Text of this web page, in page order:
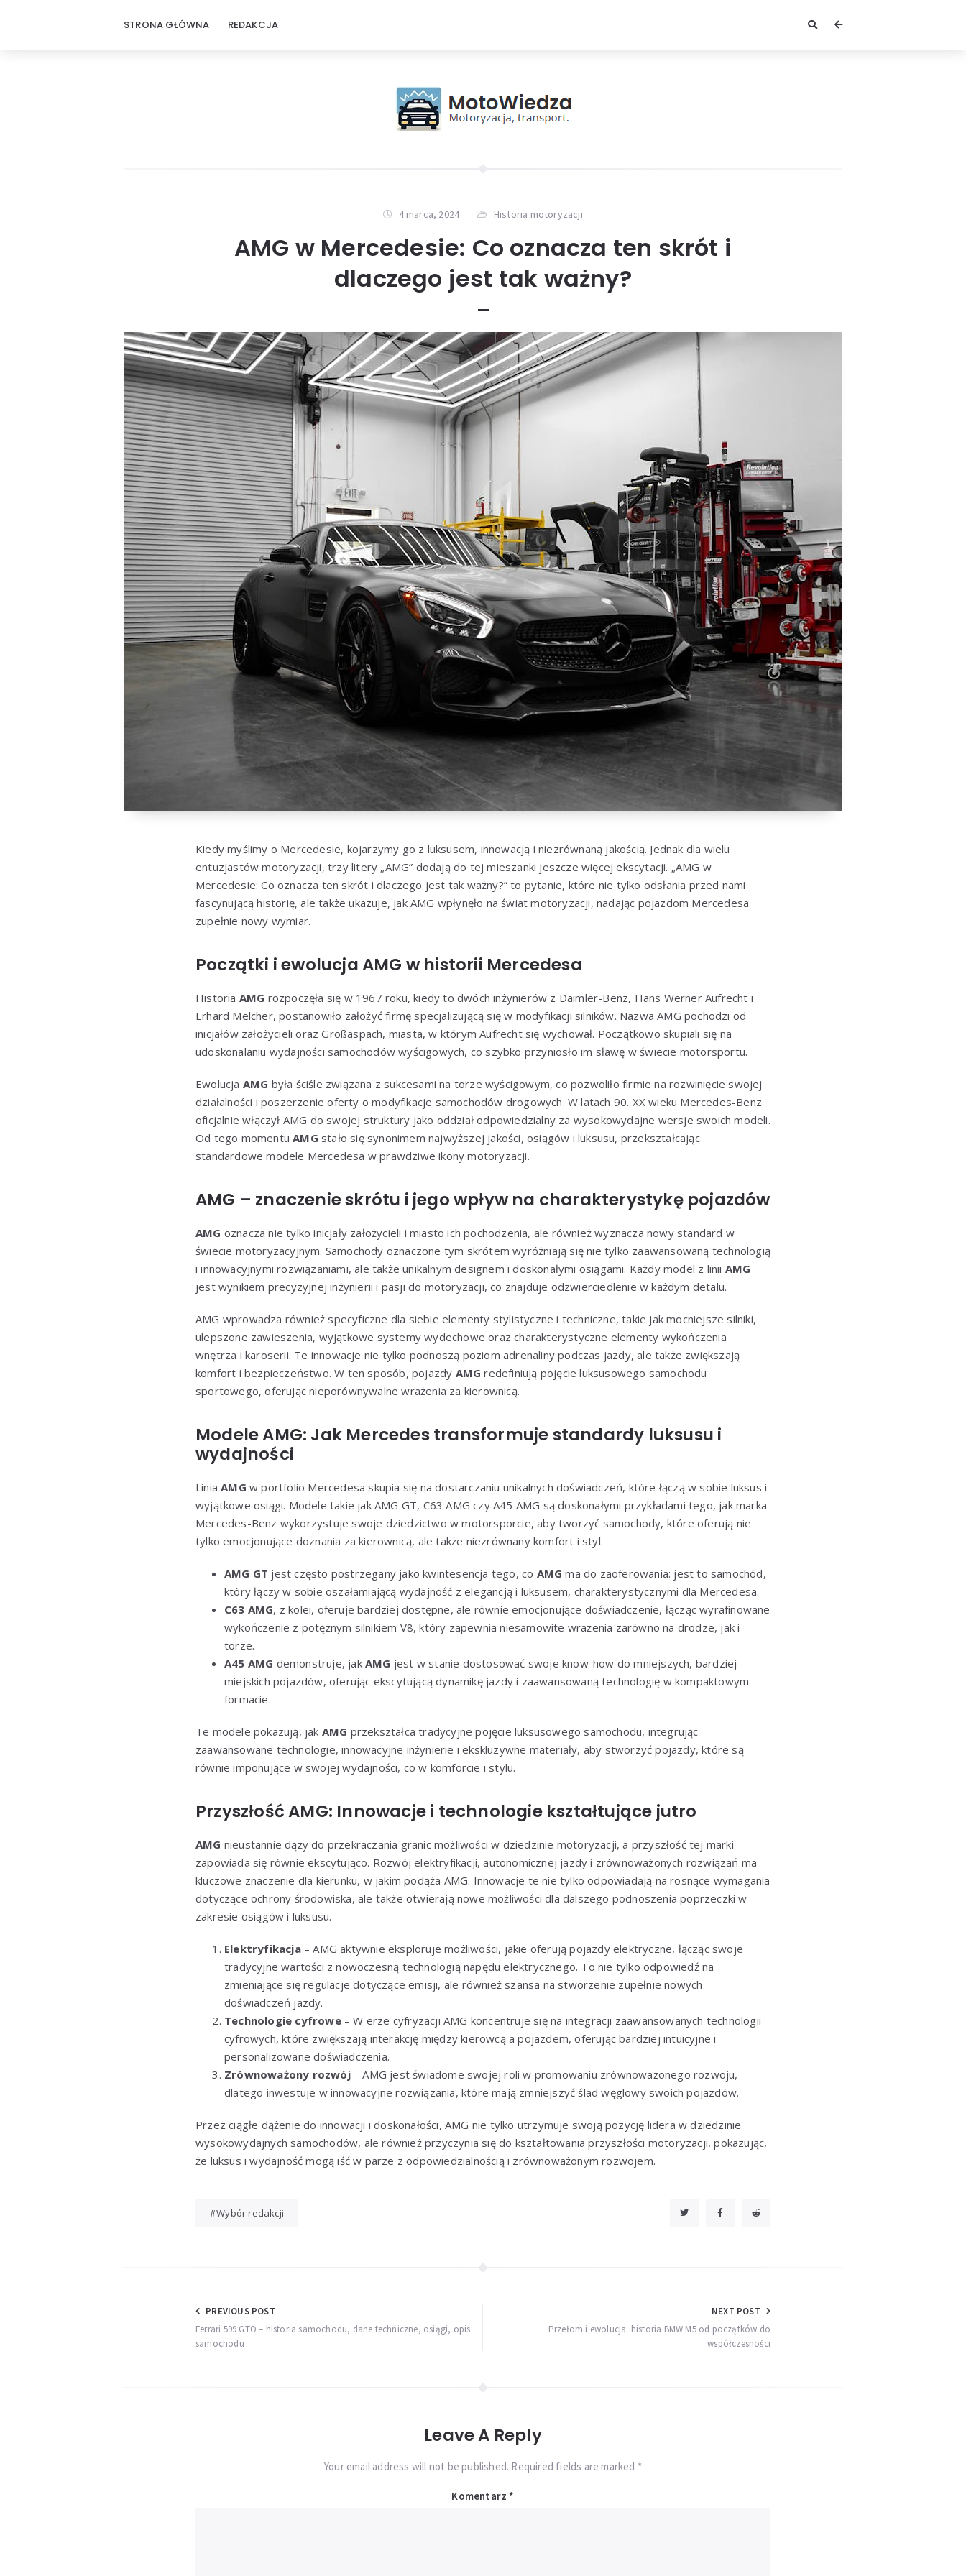
STRONA GŁÓWNA REDAKCJA
4 marca, 2024 Historia motoryzacji
AMG w Mercedesie: Co oznacza ten skrót i
dlaczego jest tak ważny?
Kiedy myślimy o Mercedesie, kojarzymy go z luksusem, innowacją i niezrównaną jakością. Jednak dla wielu
entuzjastów motoryzacji, trzy litery „AMG” dodają do tej mieszanki jeszcze więcej ekscytacji. „AMG w
Mercedesie: Co oznacza ten skrót i dlaczego jest tak ważny?” to pytanie, które nie tylko odsłania przed nami
fascynującą historię, ale także ukazuje, jak AMG wpłynęło na świat motoryzacji, nadając pojazdom Mercedesa
zupełnie nowy wymiar.
Początki i ewolucja AMG w historii Mercedesa
Historia AMG rozpoczęła się w 1967 roku, kiedy to dwóch inżynierów z Daimler-Benz, Hans Werner Aufrecht i
Erhard Melcher, postanowiło założyć firmę specjalizującą się w modyfikacji silników. Nazwa AMG pochodzi od
inicjałów założycieli oraz Großaspach, miasta, w którym Aufrecht się wychował. Początkowo skupiali się na
udoskonalaniu wydajności samochodów wyścigowych, co szybko przyniosło im sławę w świecie motorsportu.
Ewolucja AMG była ściśle związana z sukcesami na torze wyścigowym, co pozwoliło firmie na rozwinięcie swojej
działalności i poszerzenie oferty o modyfikacje samochodów drogowych. W latach 90. XX wieku Mercedes-Benz
oficjalnie włączył AMG do swojej struktury jako oddział odpowiedzialny za wysokowydajne wersje swoich modeli.
Od tego momentuAMG stało się synonimem najwyższej jakości, osiągów i luksusu, przekształcając
standardowe modele Mercedesa w prawdziwe ikony motoryzacji.
AMG – znaczenie skrótu i jego wpływ na charakterystykę pojazdów
AMG oznacza nie tylko inicjały założycieli i miasto ich pochodzenia, ale również wyznacza nowy standard w
świecie motoryzacyjnym. Samochody oznaczone tym skrótem wyróżniają się nie tylko zaawansowaną technologią
i innowacyjnymi rozwiązaniami, ale także unikalnym designem i doskonałymi osiągami. Każdy model z linii AMG
jest wynikiem precyzyjnej inżynierii i pasji do motoryzacji, co znajduje odzwierciedlenie w każdym detalu.
AMG wprowadza również specyficzne dla siebie elementy stylistyczne i techniczne, takie jak mocniejsze silniki,
ulepszone zawieszenia, wyjątkowe systemy wydechowe oraz charakterystyczne elementy wykończenia
wnętrza i karoserii. Te innowacje nie tylko podnoszą poziom adrenaliny podczas jazdy, ale także zwiększają
komfort i bezpieczeństwo. W ten sposób, pojazdy AMG redefiniują pojęcie luksusowego samochodu
sportowego, oferując nieporównywalne wrażenia za kierownicą.
Modele AMG: Jak Mercedes transformuje standardy luksusu i
wydajności
LiniaAMG w portfolio Mercedesa skupia się na dostarczaniu unikalnych doświadczeń, które łączą w sobie luksus i
wyjątkowe osiągi. Modele takie jak AMG GT, C63 AMG czy A45 AMG są doskonałymi przykładami tego, jak marka
Mercedes-Benz wykorzystuje swoje dziedzictwo w motorsporcie, aby tworzyć samochody, które oferują nie
tylko emocjonujące doznania za kierownicą, ale także niezrównany komfort i styl.
AMG GT jest często postrzegany jako kwintesencja tego, co AMG ma do zaoferowania: jest to samochód,
który łączy w sobie oszałamiającą wydajność z elegancją i luksusem, charakterystycznymi dla Mercedesa.
C63 AMG, z kolei, oferuje bardziej dostępne, ale równie emocjonujące doświadczenie, łącząc wyrafinowane
wykończenie z potężnym silnikiem V8, który zapewnia niesamowite wrażenia zarówno na drodze, jak i
torze.
A45 AMG demonstruje, jakAMG jest w stanie dostosować swoje know-how do mniejszych, bardziej
miejskich pojazdów, oferując ekscytującą dynamikę jazdy i zaawansowaną technologię w kompaktowym
formacie.
Te modele pokazują, jak AMG przekształca tradycyjne pojęcie luksusowego samochodu, integrując
zaawansowane technologie, innowacyjne inżynierie i ekskluzywne materiały, aby stworzyć pojazdy, które są
równie imponujące w swojej wydajności, co w komforcie i stylu.
Przyszłość AMG: Innowacje i technologie kształtujące jutro
AMG nieustannie dąży do przekraczania granic możliwości w dziedzinie motoryzacji, a przyszłość tej marki
zapowiada się równie ekscytująco. Rozwój elektryfikacji, autonomicznej jazdy i zrównoważonych rozwiązań ma
kluczowe znaczenie dla kierunku, w jakim podąża AMG. Innowacje te nie tylko odpowiadają na rosnące wymagania
dotyczące ochrony środowiska, ale także otwierają nowe możliwości dla dalszego podnoszenia poprzeczki w
zakresie osiągów i luksusu.
Elektryfikacja– AMG aktywnie eksploruje możliwości, jakie oferują pojazdy elektryczne, łącząc swoje
tradycyjne wartości z nowoczesną technologią napędu elektrycznego. To nie tylko odpowiedź na
zmieniające się regulacje dotyczące emisji, ale również szansa na stworzenie zupełnie nowych
doświadczeń jazdy.
Technologie cyfrowe– W erze cyfryzacji AMG koncentruje się na integracji zaawansowanych technologii
cyfrowych, które zwiększają interakcję między kierowcą a pojazdem, oferując bardziej intuicyjne i
personalizowane doświadczenia.
Zrównoważony rozwój– AMG jest świadome swojej roli w promowaniu zrównoważonego rozwoju,
dlatego inwestuje w innowacyjne rozwiązania, które mają zmniejszyć ślad węglowy swoich pojazdów.
Przez ciągłe dążenie do innowacji i doskonałości, AMG nie tylko utrzymuje swoją pozycję lidera w dziedzinie
wysokowydajnych samochodów, ale również przyczynia się do kształtowania przyszłości motoryzacji, pokazując,
że luksus i wydajność mogą iść w parze z odpowiedzialnością i zrównoważonym rozwojem.
Wybór redakcji
Nawigacja
wpisu
PREVIOUS POST
Ferrari 599 GTO – historia samochodu, dane techniczne, osiągi, opis
samochodu
NEXT POST
Przełom i ewolucja: historia BMW M5 od początków do
współczesności
Leave A Reply
Your email address will not be published. Required fields are marked *
Komentarz *